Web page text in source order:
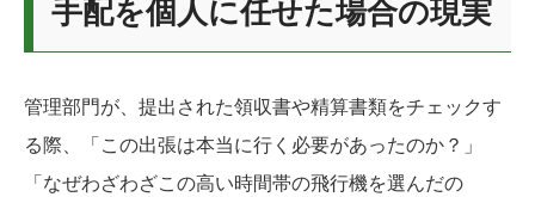
手配を個人に任せた場合の現実
管理部門が、提出された領収書や精算書類をチェックす
る際、「この出張は本当に行く必要があったのか？」
「なぜわざわざこの高い時間帯の飛行機を選んだの